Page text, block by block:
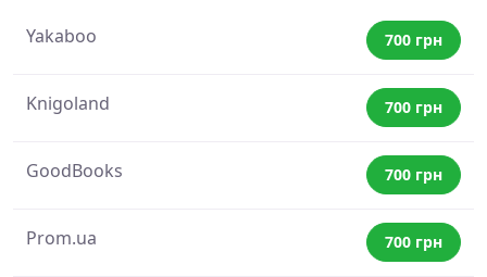
Yakaboo 700 грн
Knigoland 700 грн
GoodBooks 700 грн
Prom.ua 700 грн